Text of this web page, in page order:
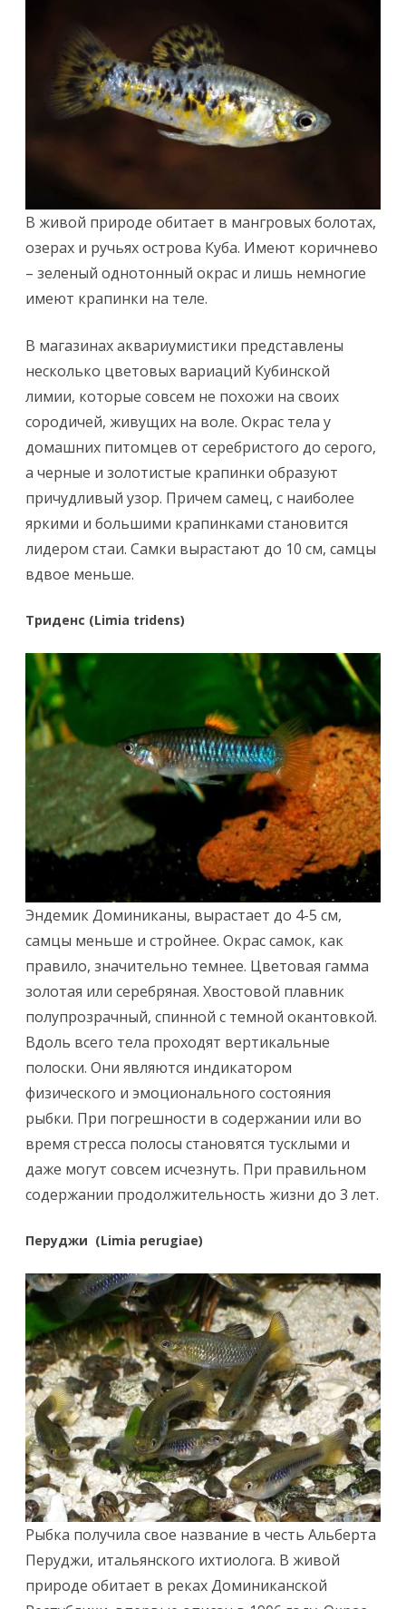
В живой природе обитает в мангровых болотах,
озерах и ручьях острова Куба. Имеют коричнево
– зеленый однотонный окрас и лишь немногие
имеют крапинки на теле.
В магазинах аквариумистики представлены
несколько цветовых вариаций Кубинской
лимии, которые совсем не похожи на своих
сородичей, живущих на воле. Окрас тела у
домашних питомцев от серебристого до серого,
а черные и золотистые крапинки образуют
причудливый узор. Причем самец, с наиболее
яркими и большими крапинками становится
лидером стаи. Самки вырастают до 10 см, самцы
вдвое меньше.
Триденс (Limia tridens)
Эндемик Доминиканы, вырастает до 4-5 см,
самцы меньше и стройнее. Окрас самок, как
правило, значительно темнее. Цветовая гамма
золотая или серебряная. Хвостовой плавник
полупрозрачный, спинной с темной окантовкой.
Вдоль всего тела проходят вертикальные
полоски. Они являются индикатором
физического и эмоционального состояния
рыбки. При погрешности в содержании или во
время стресса полосы становятся тусклыми и
даже могут совсем исчезнуть. При правильном
содержании продолжительность жизни до 3 лет.
Перуджи (Limia perugiae)
Рыбка получила свое название в честь Альберта
Перуджи, итальянского ихтиолога. В живой
природе обитает в реках Доминиканской